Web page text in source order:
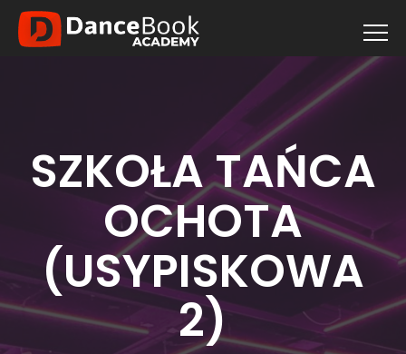
SZKOŁA TAŃCA
OCHOTA
(USYPISKOWA
2)